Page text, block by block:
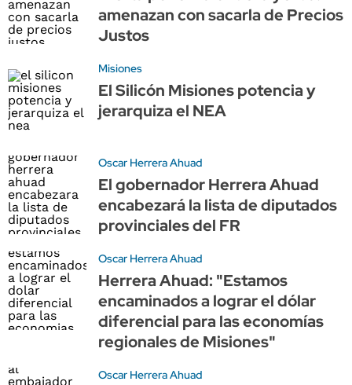
amenazan con sacarla de Precios
Justos
Misiones
El Silicón Misiones potencia y
jerarquiza el NEA
Oscar Herrera Ahuad
El gobernador Herrera Ahuad
encabezará la lista de diputados
provinciales del FR
Oscar Herrera Ahuad
Herrera Ahuad: "Estamos
encaminados a lograr el dólar
diferencial para las economías
regionales de Misiones"
Oscar Herrera Ahuad